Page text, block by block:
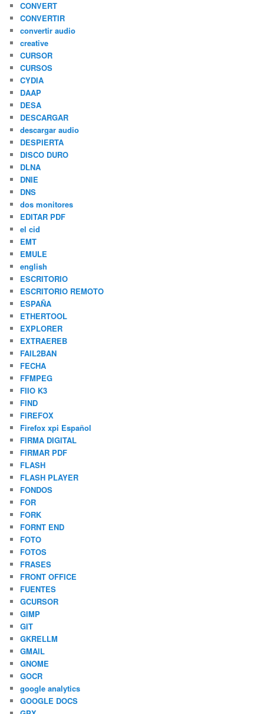
CONVERT
CONVERTIR
convertir audio
creative
CURSOR
CURSOS
CYDIA
DAAP
DESA
DESCARGAR
descargar audio
DESPIERTA
DISCO DURO
DLNA
DNIE
DNS
dos monitores
EDITAR PDF
el cid
EMT
EMULE
english
ESCRITORIO
ESCRITORIO REMOTO
ESPAÑA
ETHERTOOL
EXPLORER
EXTRAEREB
FAIL2BAN
FECHA
FFMPEG
FIIO K3
FIND
FIREFOX
Firefox xpi Español
FIRMA DIGITAL
FIRMAR PDF
FLASH
FLASH PLAYER
FONDOS
FOR
FORK
FORNT END
FOTO
FOTOS
FRASES
FRONT OFFICE
FUENTES
GCURSOR
GIMP
GIT
GKRELLM
GMAIL
GNOME
GOCR
google analytics
GOOGLE DOCS